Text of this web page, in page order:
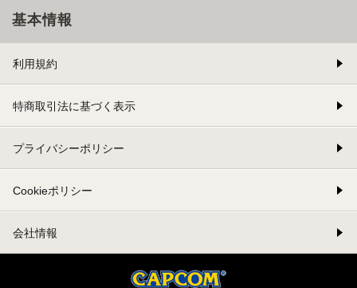
基本情報
利用規約
特商取引法に基づく表示
プライバシーポリシー
Cookieポリシー
会社情報